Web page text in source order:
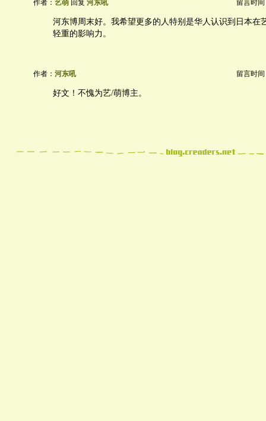
作者： 艺萌 回复 河东吼 留言时间
河东博周末好。我希望更多的人特别是华人认识到日本在
轻重的影响力。
作者： 河东吼 留言时间
好文！不愧为艺/萌博主。